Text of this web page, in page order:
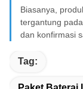
Biasanya,
tergantung
dan konfirmasi
Tag: